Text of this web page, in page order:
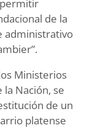
permitir
de la
administrativo
Ministerios
Nación, se
de un
platense